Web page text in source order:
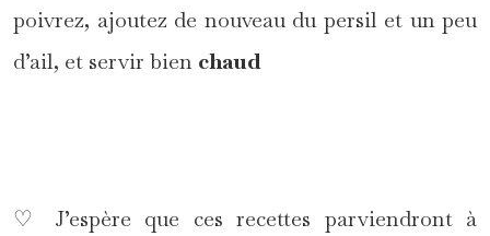
poivrez, ajoutez de nouveau du persil et un peu
d’ail, et servir bien chaud
♡ J’espère que ces recettes parviendront à